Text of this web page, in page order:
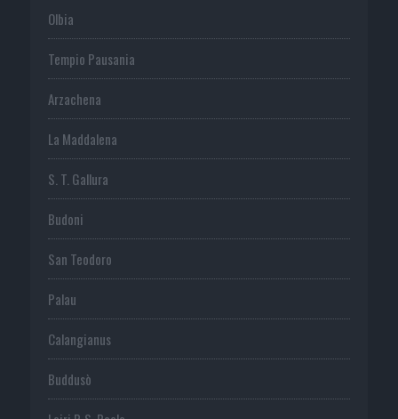
Olbia
Tempio Pausania
Arzachena
La Maddalena
S. T. Gallura
Budoni
San Teodoro
Palau
Calangianus
Buddusò